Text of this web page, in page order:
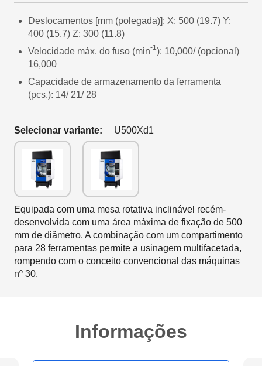
Deslocamentos [mm (polegada)]: X: 500 (19.7) Y:
400 (15.7) Z: 300 (11.8)
Velocidade máx. do fuso (min-1): 10,000/ (opcional)
16,000
Capacidade de armazenamento da ferramenta
(pcs.): 14/ 21/ 28
Selecionar variante: U500Xd1
Equipada com uma mesa rotativa inclinável recém-
desenvolvida com uma área máxima de fixação de 500
mm de diâmetro. A combinação com um compartimento
para 28 ferramentas permite a usinagem multifacetada,
rompendo com o conceito convencional das máquinas
nº 30.
Informações